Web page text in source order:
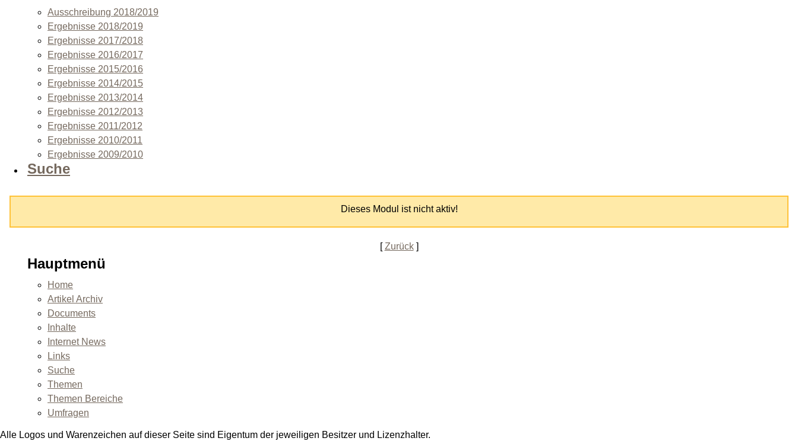
Ausschreibung 2018/2019
Ergebnisse 2018/2019
Ergebnisse 2017/2018
Ergebnisse 2016/2017
Ergebnisse 2015/2016
Ergebnisse 2014/2015
Ergebnisse 2013/2014
Ergebnisse 2012/2013
Ergebnisse 2011/2012
Ergebnisse 2010/2011
Ergebnisse 2009/2010
Suche
Dieses Modul ist nicht aktiv!
[Zurück]
Hauptmenü
Home
Artikel Archiv
Documents
Inhalte
Internet News
Links
Suche
Themen
Themen Bereiche
Umfragen
Alle Logos und Warenzeichen auf dieser Seite sind Eigentum der jeweiligen Besitzer und Lizenzhalter.